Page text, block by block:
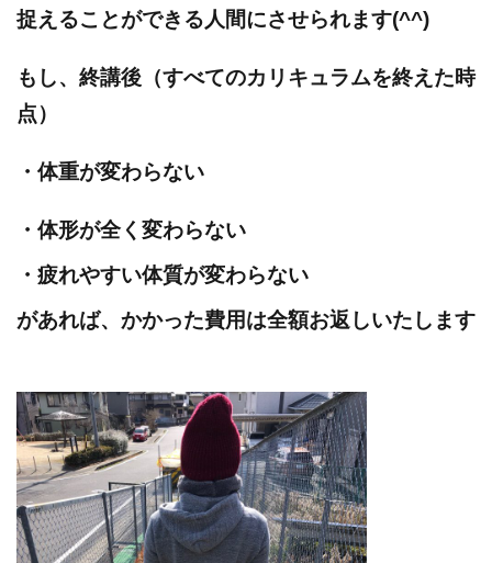
捉えることができる人間にさせられます(^^)
もし、終講後（すべてのカリキュラムを終えた時
点）
・体重が変わらない
・体形が全く変わらない
・疲れやすい体質が変わらない
があれば、かかった費用は全額お返しいたします